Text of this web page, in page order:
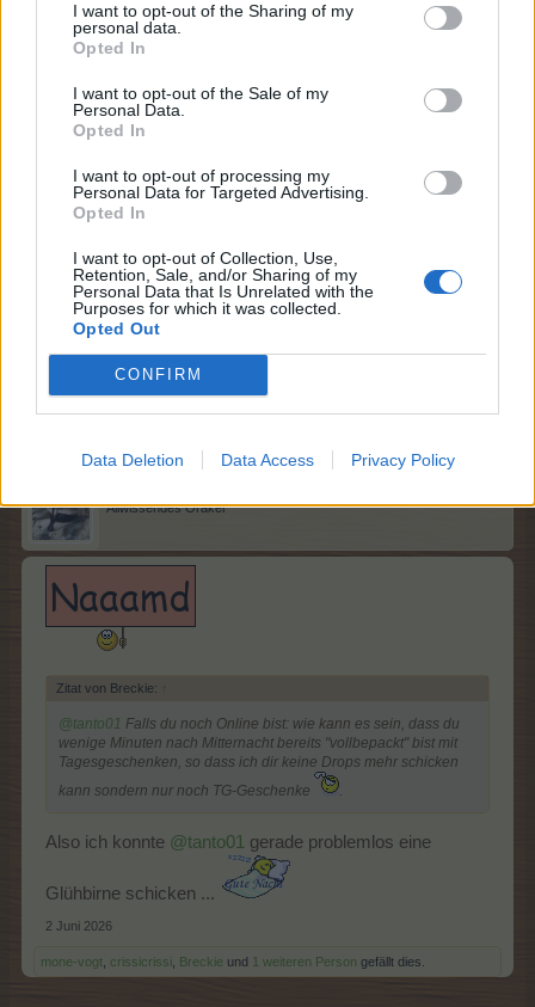
I want to opt-out of the Sharing of my
personal data.
Opted In
I want to opt-out of the Sale of my
Personal Data.
Opted In
I want to opt-out of processing my
Personal Data for Targeted Advertising.
Opted In
I want to opt-out of Collection, Use,
Retention, Sale, and/or Sharing of my
Personal Data that Is Unrelated with the
Purposes for which it was collected.
Opted Out
CONFIRM
Data Deletion Data Access Privacy Policy
1 Juni 2026
mone-vogt,crissicrissi,tanto01und1 weiteren Person
Allwissendes Orakel
Zitat von Breckie: ↑
@tanto01 Falls du noch Online bist: wie kann es sein, dass du
wenige Minuten nach Mitternacht bereits "vollbepackt" bist mit
Tagesgeschenken, so dass ich dir keine Drops mehr schicken
kann sondern nur noch TG-Geschenke
Also ich konnte @tanto01 gerade problemlos eine
Glühbirne schicken ...
2 Juni 2026
mone-vogt crissicrissi Breckie und 1 weiteren Person gefällt dies.